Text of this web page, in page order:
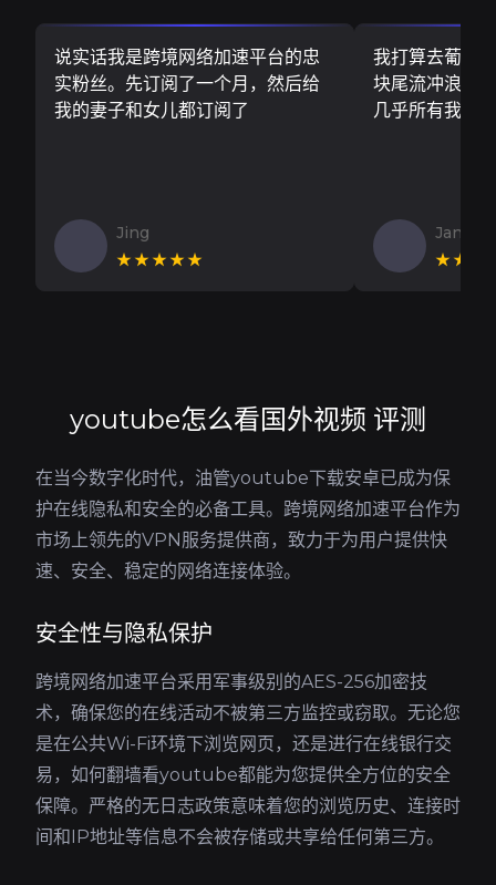
说实话我是跨境网络加速平台的忠
实粉丝。先订阅了一个月，然后给
我的妻子和女儿都订阅了
Jing
★★★★★
我打算去葡萄
块尾流冲浪板
几乎所有我需
Jan V
youtube怎么看国外视频 评测
在当今数字化时代，油管youtube下载安卓已成为保
护在线隐私和安全的必备工具。跨境网络加速平台作为
市场上领先的VPN服务提供商，致力于为用户提供快
速、安全、稳定的网络连接体验。
安全性与隐私保护
跨境网络加速平台采用军事级别的AES-256加密技
术，确保您的在线活动不被第三方监控或窃取。无论您
是在公共Wi-Fi环境下浏览网页，还是进行在线银行交
易，如何翻墙看youtube都能为您提供全方位的安全
保障。严格的无日志政策意味着您的浏览历史、连接时
间和IP地址等信息不会被存储或共享给任何第三方。